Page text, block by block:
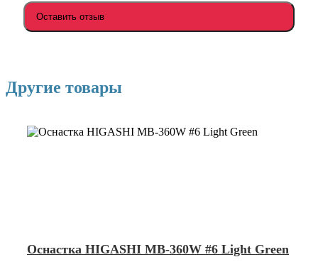
Оставить отзыв
Другие товары
Оснастка HIGASHI MB-360W #6 Light Green